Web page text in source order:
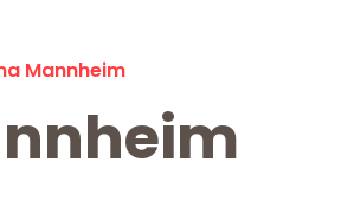
Mannheim